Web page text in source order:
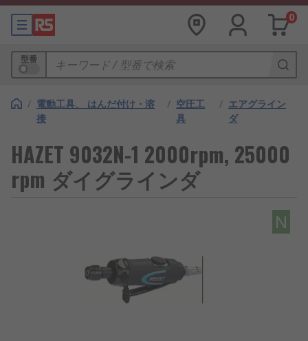
0
型番
/ 電動工具、 はんだ付け・溶
接
/ 空圧工
具
/ エアグライン
ダ
HAZET 9032N-1 2000rpm, 25000
rpm ダイグラインダ
N